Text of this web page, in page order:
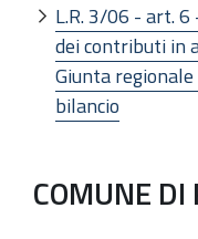
L.R. 3/06 - art. 6
dei contributi in
Giunta
bilancio
COMUNE